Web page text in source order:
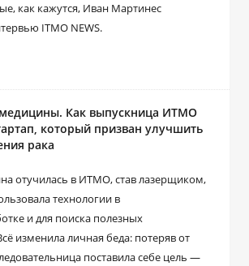
как кажутся, Иван Мартинес
ITMO NEWS.
Как выпускница ИТМО
который призван улучшить
рака
отучилась в ИТМО, став лазерщиком,
технологии в
и для поиска полезных
изменила личная беда: потеряв от
поставила себе цель ―